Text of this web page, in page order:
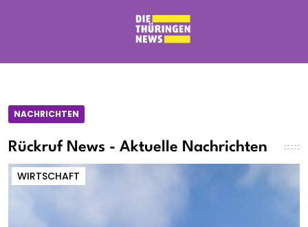
NACHRICHTEN
Rückruf News - Aktuelle Nachrichten
WIRTSCHAFT